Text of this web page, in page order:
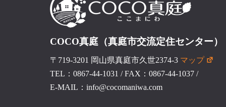
COCO真庭（真庭市交流定住センター）
〒719-3201 岡山県真庭市久世2374-3 マップ
TEL：0867-44-1031 /FAX：0867-44-1037/
E-MAIL：info@cocomaniwa.com